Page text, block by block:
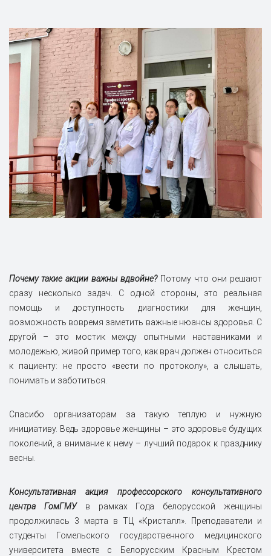
Почему такие акции важны вдвойне? Потому что они решают
сразу несколько задач. С одной стороны, это реальная
помощь и доступность диагностики для женщин,
возможность вовремя заметить важные нюансы здоровья. С
другой – это мостик между опытными наставниками и
молодежью, живой пример того, как врач должен относиться
к пациенту: не просто «вести по протоколу», а слышать,
понимать и заботиться.
Спасибо организаторам за такую теплую и нужную
инициативу. Ведь здоровье женщины – это здоровье будущих
поколений, а внимание к нему – лучший подарок к празднику
весны.
Консультативная акция профессорского консультативного
центра ГомГМУв рамках Года белорусской женщины
продолжилась 3 марта в ТЦ «Кристалл». Преподаватели и
студенты Гомельского государственного медицинского
университета вместе с Белорусским Красным Крестом